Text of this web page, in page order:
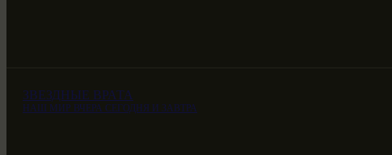
ЗВЕЗДНЫЕ ВРАТА
НАШ МИР ВЧЕРА СЕГОДНЯ И ЗАВТРА